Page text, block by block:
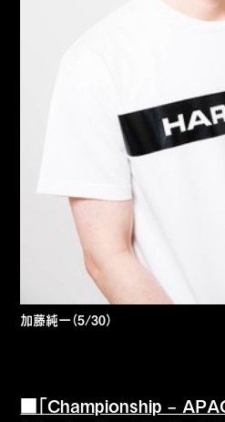
加藤純一（5/30）
■「Championship –